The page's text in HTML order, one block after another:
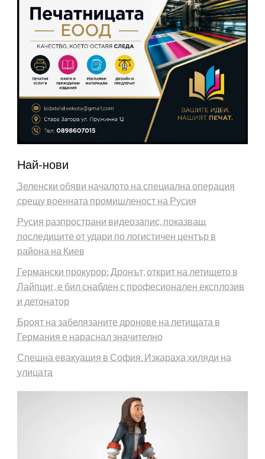
Най-нови
Зеленски обяви началото на специална операция
срещу военната промишленост на Русия
Русия разпространи видеозапис, показващ
последиците от удари по логистичен център в
района на Киев
Германски прокурор: Дронът, открит на летището в
Лайпциг, е бил снабден с професионален експлозив
и детонатор
Броят на забелязаните дронове на летищата в
Германия е нараснал значително
Спешна евакуация в София. Изкараха хиляди на
улицата